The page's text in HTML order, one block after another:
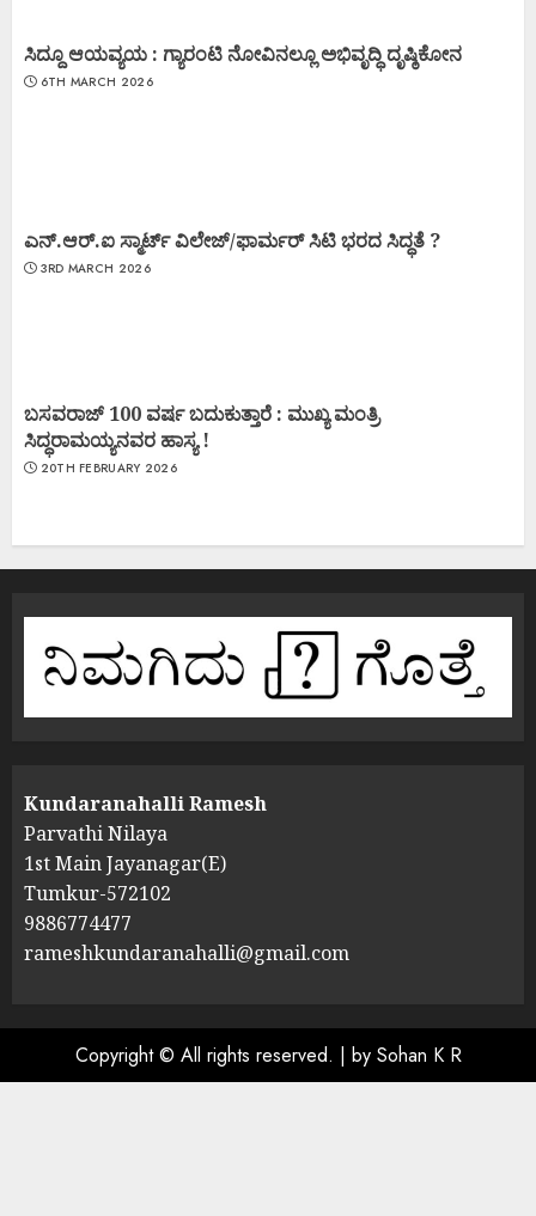
ಸಿದ್ದೂ ಆಯವ್ಯಯ : ಗ್ಯಾರಂಟಿ ನೋವಿನಲ್ಲೂ ಅಭಿವೃದ್ಧಿ ದೃಷ್ಠಿಕೋನ
6TH MARCH 2026
ಎನ್.ಆರ್.ಐ ಸ್ಮಾರ್ಟ್ ವಿಲೇಜ್/ಫಾರ್ಮರ್ ಸಿಟಿ ಭರದ ಸಿದ್ಧತೆ ?
3RD MARCH 2026
ಬಸವರಾಜ್ 100 ವರ್ಷ ಬದುಕುತ್ತಾರೆ : ಮುಖ್ಯ ಮಂತ್ರಿ
ಸಿದ್ಧರಾಮಯ್ಯನವರ ಹಾಸ್ಯ !
20TH FEBRUARY 2026
Kundaranahalli Ramesh
Parvathi Nilaya
1st Main Jayanagar(E)
Tumkur-572102
9886774477
rameshkundaranahalli@gmail.com
Copyright © All rights reserved. | by Sohan K R